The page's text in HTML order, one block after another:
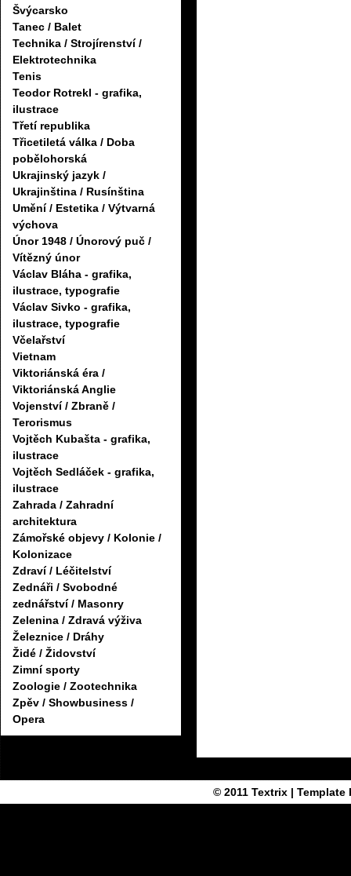
Švýcarsko
Tanec / Balet
Technika / Strojírenství /
Elektrotechnika
Tenis
Teodor Rotrekl - grafika,
ilustrace
Třetí republika
Třicetiletá válka / Doba
pobělohorská
Ukrajinský jazyk /
Ukrajinština / Rusínština
Umění / Estetika / Výtvarná
výchova
Únor 1948 / Únorový puč /
Vítězný únor
Václav Bláha - grafika,
ilustrace, typografie
Václav Sivko - grafika,
ilustrace, typografie
Včelařství
Vietnam
Viktoriánská éra /
Viktoriánská Anglie
Vojenství / Zbraně /
Terorismus
Vojtěch Kubašta - grafika,
ilustrace
Vojtěch Sedláček - grafika,
ilustrace
Zahrada / Zahradní
architektura
Zámořské objevy / Kolonie /
Kolonizace
Zdraví / Léčitelství
Zednáři / Svobodné
zednářství / Masonry
Zelenina / Zdravá výživa
Železnice / Dráhy
Židé / Židovství
Zimní sporty
Zoologie / Zootechnika
Zpěv / Showbusiness /
Opera
© 2011 Textrix| Template